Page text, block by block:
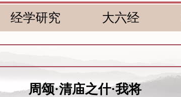
经学研究 大六经
周颂·清庙之什·我将